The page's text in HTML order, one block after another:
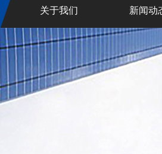
关于我们 新闻动